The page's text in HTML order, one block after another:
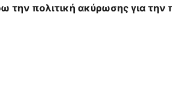
την πολιτική ακύρωσης για την